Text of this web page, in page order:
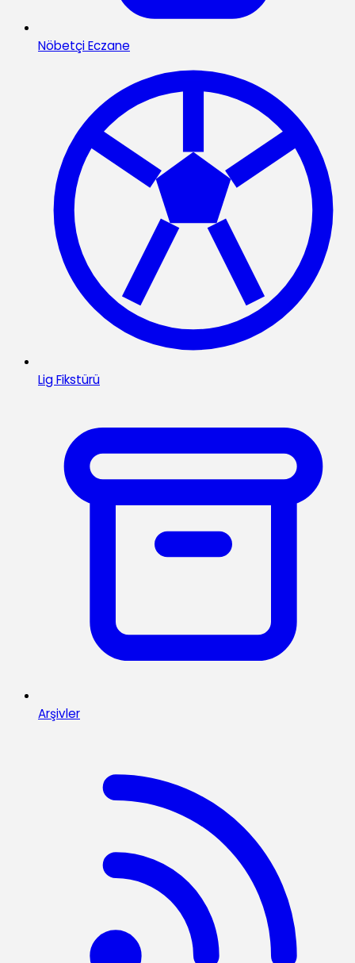
Nöbetçi Eczane
Lig Fikstürü
Arşivler